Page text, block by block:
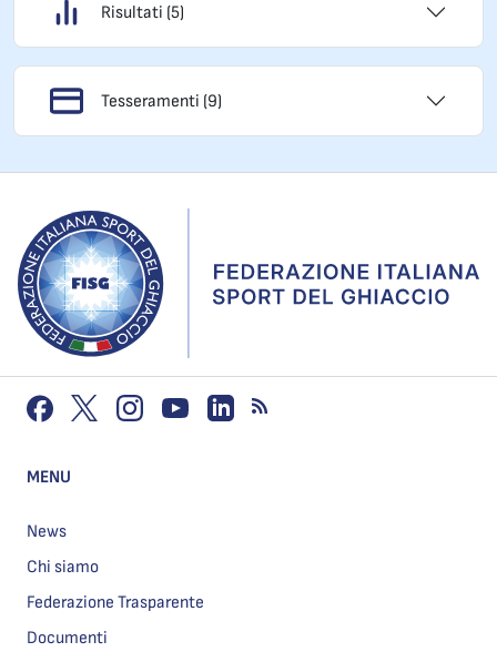
Risultati (5)
Tesseramenti (9)
MENU
News
Chi siamo
Federazione Trasparente
Documenti